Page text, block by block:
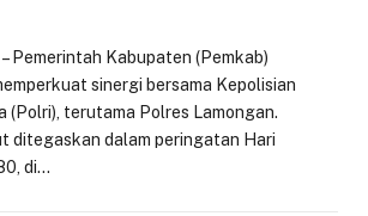
Pemerintah Kabupaten (Pemkab)
sinergi bersama Kepolisian
(Polri), terutama Polres Lamongan.
ditegaskan dalam peringatan Hari
di…